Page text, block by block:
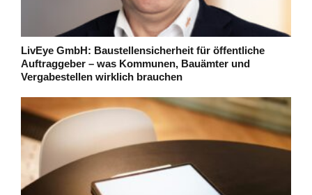
LivEye GmbH: Baustellensicherheit für öffentliche
Auftraggeber – was Kommunen, Bauämter und
Vergabestellen wirklich brauchen